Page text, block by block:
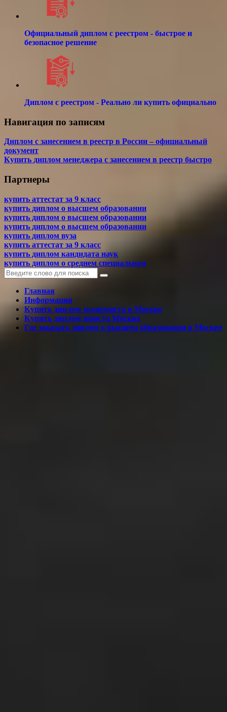
Официальный диплом с реестром - быстрое и
безопасное решение
Диплом с реестром - Реально ли купить официально
Навигация по записям
Диплом с занесением в реестр в России – официальный
документ
Купить диплом менеджера с занесением в реестр быстро
Партнеры
купить аттестат за 9 класс
купить диплом о высшем образовании
купить диплом о высшем образовании
купить диплом о высшем образовании
купить диплом вуза
купить аттестат за 9 класс
купить диплом кандидата наук
купить диплом о среднем специальном
Главная
Информация
Купить диплом экономиста в Москве
Купить диплом юриста Москва
Где заказать диплом о высшем образовании в Москве